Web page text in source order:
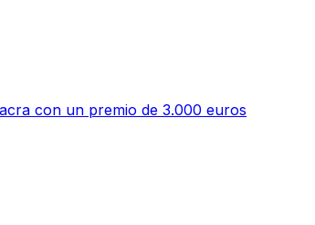
con un premio de 3.000 euros